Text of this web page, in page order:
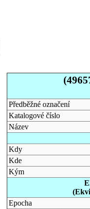
Předběžné označení
Katalogové číslo
Název
Kdy
Kde
Kým
Epocha